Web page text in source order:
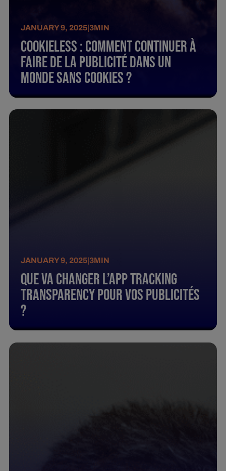
JANUARY 9, 2025|3MIN
Cookieless : Comment continuer à
faire de la publicité dans un
monde sans cookies ?
JANUARY 9, 2025|3MIN
Que va changer l’App Tracking
Transparency pour vos publicités
?